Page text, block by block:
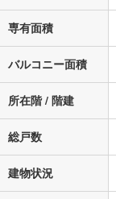
専有面積
バルコニー面積
所在階 / 階建
総戸数
建物状況